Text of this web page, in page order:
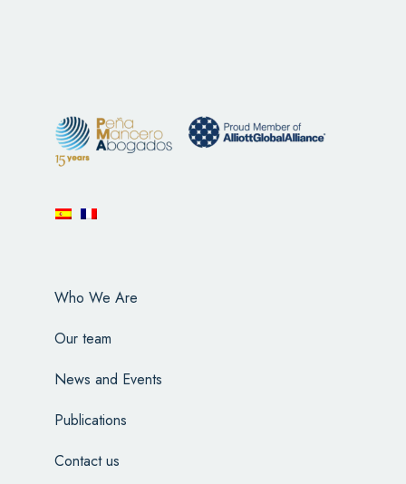
Who We Are
Our team
News and Events
Publications
Contact us